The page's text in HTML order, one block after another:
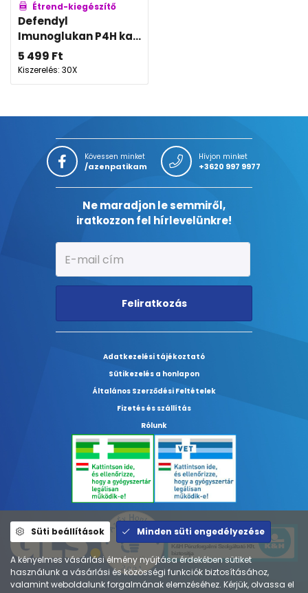
Étrend-kiegészítő
Defendyl
Imunoglukan P4H ka...
5 499 Ft
Kiszerelés: 30X
Kövessen minket
/azenpatikam
Hívjon minket
+3620 997 9977
Ne maradjon le semmiről,
iratkozzon fel hírlevelünkre!
Feliratkozás
Adatkezelési tájékoztató
Sütikezelés a honlapon
Általános Szerződési Feltételek
Fizetés és szállítás
Rólunk
Süti beállítások Minden süti engedélyezése
A kényelmes vásárlási élmény nyújtása érdekében sütiket
használunk a vásárlási és közösségi funkciók biztosításához,
valamint weboldalunk forgalmának elemzéséhez. Kérjük, olvassa el